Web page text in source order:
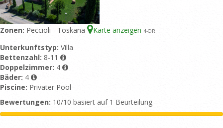
Zonen: Peccioli - Toskana Karte anzeigen 4-OR
Unterkunftstyp: Villa
Bettenzahl: 8-11
Doppelzimmer: 4
Bäder: 4
Piscine: Privater Pool
Bewertungen: 10/10 basiert auf 1 Beurteilung